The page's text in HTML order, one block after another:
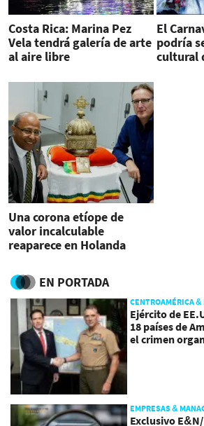
Costa Rica: Marina Pez
Vela tendrá galería de arte
al aire libre
El
podría
cultural
Una corona etíope de
valor incalculable
reaparece en Holanda
EN PORTADA
CENTROAMÉRICA
Ejército de
18 países de
el crimen
EMPRESAS &
Exclusivo